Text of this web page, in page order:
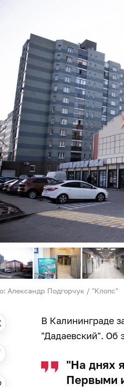
Александр Подгорчук / "Клопс"
В Калининграде
"Дадаевский". Об
"На днях
Первыми